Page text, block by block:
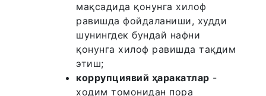
мақсадида қонунга хилоф
равишда фойдаланиши, худди
шунингдек бундай нафни
қонунга хилоф равишда тақдим
этиш;
коррупциявий ҳаракатлар -
ходим томонидан пора